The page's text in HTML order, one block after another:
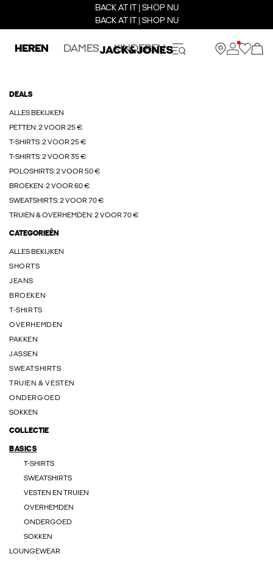
BACK AT IT | SHOP NU
BACK AT IT | SHOP NU
HEREN DAMES KINDEREN
DEALS
ALLES BEKIJKEN
PETTEN: 2 VOOR 25 €
T-SHIRTS: 2 VOOR 25 €
T-SHIRTS: 2 VOOR 35 €
POLOSHIRTS: 2 VOOR 50 €
BROEKEN: 2 VOOR 60 €
SWEATSHIRTS: 2 VOOR 70 €
TRUIEN & OVERHEMDEN: 2 VOOR 70 €
CATEGORIEËN
ALLES BEKIJKEN
SHORTS
JEANS
BROEKEN
T-SHIRTS
OVERHEMDEN
PAKKEN
JASSEN
SWEATSHIRTS
TRUIEN & VESTEN
ONDERGOED
SOKKEN
COLLECTIE
BASICS
T-SHIRTS
SWEATSHIRTS
VESTEN EN TRUIEN
OVERHEMDEN
ONDERGOED
SOKKEN
LOUNGEWEAR